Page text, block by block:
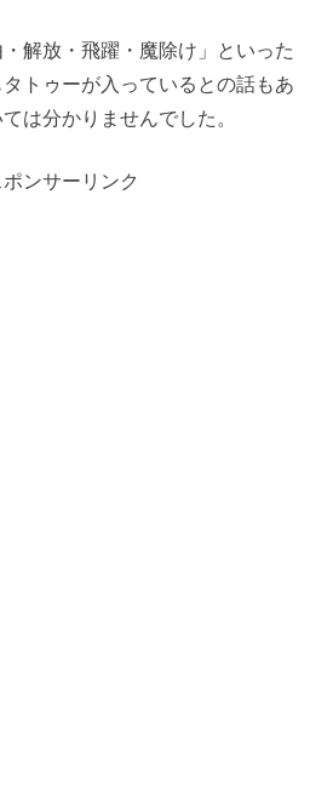
解放・飛躍・魔除け」といった
トゥーが入っているとの話もあ
は分かりませんでした。
ポンサーリンク